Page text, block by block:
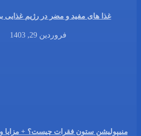
غذا های مفید و مضر در رژیم غذایی
فروردین 29, 1403
منیپولیشن ستون فقرات چیست؟ + مزایا